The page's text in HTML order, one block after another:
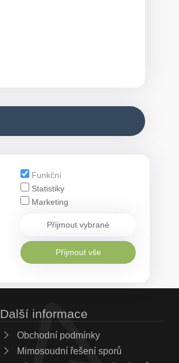
Funkční
Statistiky
Marketing
Přijmout vybrané
Přijmout vše
Další informace
Obchodní podmínky
Mimosoudní řešení sporů